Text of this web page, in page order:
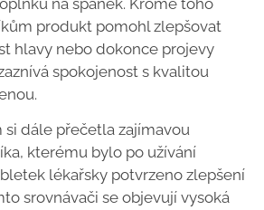
na spánek. Kromě toho
produkt pomohl zlepšovat
hlavy nebo dokonce projevy
spokojenost s kvalitou
si dále přečetla zajímavou
kterému bylo po užívání
lékařsky potvrzeno zlepšení
srovnávači se objevují vysoká